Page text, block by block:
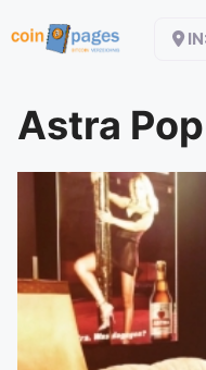
Inhalt
Astra